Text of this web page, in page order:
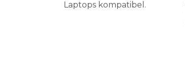
Laptops kompatibel.